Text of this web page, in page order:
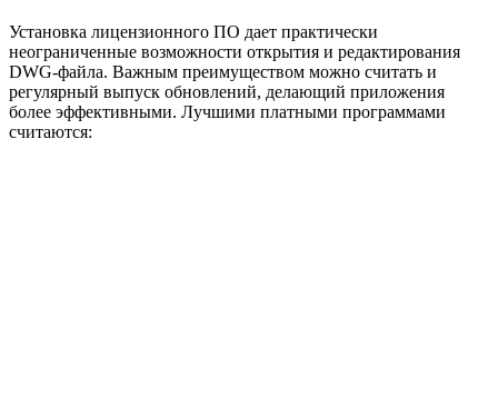
Установка лицензионного ПО дает практически
неограниченные возможности открытия и редактирования
DWG-файла. Важным преимуществом можно считать и
регулярный выпуск обновлений, делающий приложения
более эффективными. Лучшими платными программами
считаются: